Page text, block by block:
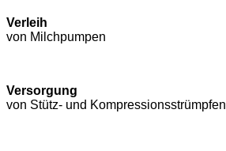
Verleih
von Milchpumpen
Versorgung
von Stütz- und Kompressions­strümpfen